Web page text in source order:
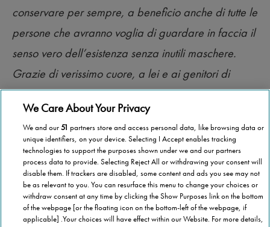
conservare per sempre, a beneficio anche di tutte le
persone che avranno voglia di guardare in faccia il
senso vero dell’esistenza senza inutili maschere.
Grazie di verissimo cuore, a lei e ai genitori di
Federico, e un grande in bocca al lupo per tutto.
We Care About Your Privacy
We and our51 partners store and access personal data, like browsing data or
unique identifiers, on your device. Selecting I Accept enables tracking
technologies to support the purposes shown under we and our partners
process data to provide. Selecting Reject All or withdrawing your consent will
disable them. If trackers are disabled, some content and ads you see may not
be as relevant to you. You can resurface this menu to change your choices or
withdraw consent at any time by clicking the Show Purposes link on the bottom
of the webpage [or the floating icon on the bottom-left of the webpage, if
applicable] .Your choices will have effect within our Website. For more details,